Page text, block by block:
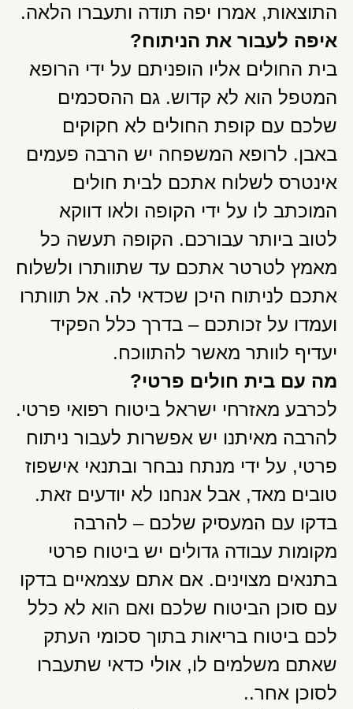
התוצאות, אמרו יפה תודה ותעברו הלאה.
איפה לעבור את הניתוח?
בית החולים אליו הופניתם על ידי הרופא
המטפל הוא לא קדוש. גם ההסכמים
שלכם עם קופת החולים לא חקוקים
באבן. לרופא המשפחה יש הרבה פעמים
אינטרס לשלוח אתכם לבית חולים
המוכתב לו על ידי הקופה ולאו דווקא
לטוב ביותר עבורכם. הקופה תעשה כל
מאמץ לטרטר אתכם עד שתוותרו ולשלוח
אתכם לניתוח היכן שכדאי לה. אל תוותרו
ועמדו על זכותכם – בדרך כלל הפקיד
יעדיף לוותר מאשר להתווכח.
מה עם בית חולים פרטי?
לכרבע מאזרחי ישראל ביטוח רפואי פרטי.
להרבה מאיתנו יש אפשרות לעבור ניתוח
פרטי, על ידי מנתח נבחר ובתנאי אישפוז
טובים מאד, אבל אנחנו לא יודעים זאת.
בדקו עם המעסיק שלכם – להרבה
מקומות עבודה גדולים יש ביטוח פרטי
בתנאים מצוינים. אם אתם עצמאיים בדקו
עם סוכן הביטוח שלכם ואם הוא לא כלל
לכם ביטוח בריאות בתוך סכומי העתק
שאתם משלמים לו, אולי כדאי שתעברו
לסוכן אחר..